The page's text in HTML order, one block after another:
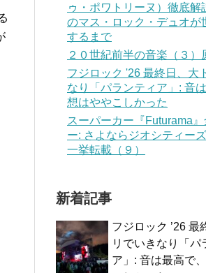
ゥ・ポワトリーヌ）徹底
のマス・ロック・デュオが
するまで
２０世紀前半の音楽（３）
フジロック '26 最終日、大
なり「パランティア」: 音
想はややこしかった
スーパーカー『Futurama』
ー: さよならジオシティー
一挙転載（９）
新着記事
フジロック ’26 最
リでいきなり「パ
ア」: 音は最高で